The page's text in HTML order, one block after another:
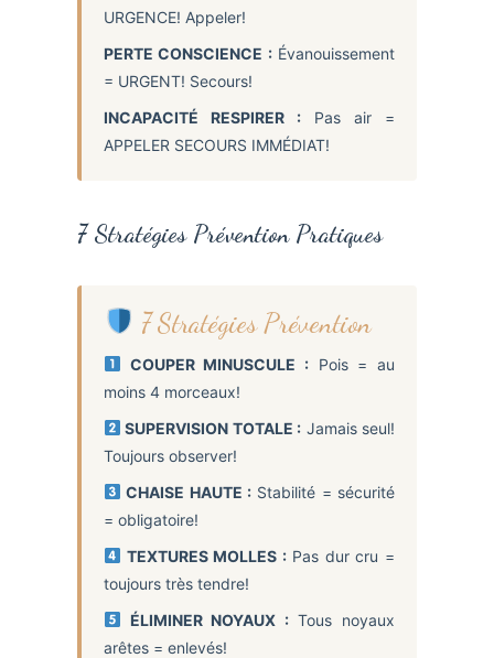
URGENCE! Appeler!
PERTE CONSCIENCE :Évanouissement
= URGENT! Secours!
INCAPACITÉ RESPIRER : Pas air =
APPELER SECOURS IMMÉDIAT!
7 Stratégies Prévention Pratiques
7 Stratégies Prévention
COUPER MINUSCULE :Pois = au
moins 4 morceaux!
SUPERVISION TOTALE : Jamais seul!
Toujours observer!
CHAISE HAUTE :Stabilité = sécurité
= obligatoire!
TEXTURES MOLLES :Pas dur cru =
toujours très tendre!
ÉLIMINER NOYAUX :Tous noyaux
arêtes = enlevés!